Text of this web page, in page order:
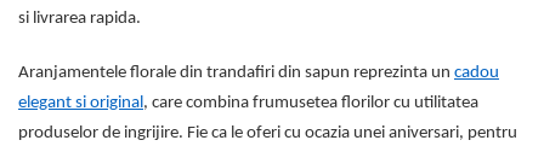
si livrarea rapida.
Aranjamentele florale din trandafiri din sapun reprezinta un cadou
elegant si original, care combina frumusetea florilor cu utilitatea
produselor de ingrijire. Fie ca le oferi cu ocazia unei aniversari, pentru